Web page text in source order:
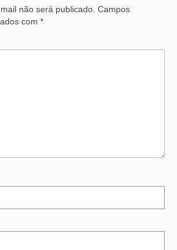
não será publicado. Campos
com *